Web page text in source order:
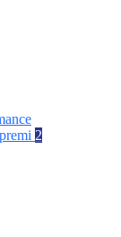
2